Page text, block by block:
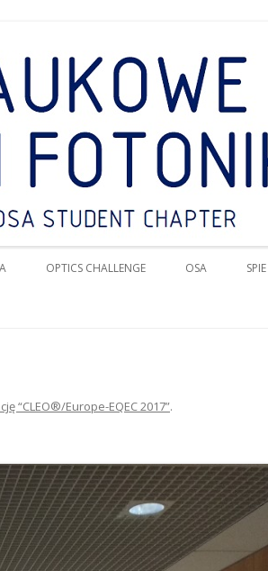
OPTICS CHALLENGE OSA SPIE
“CLEO®/Europe-EQEC 2017”.